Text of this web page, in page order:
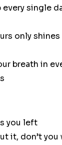
every single
only shines
breath in
you left
it, don’t